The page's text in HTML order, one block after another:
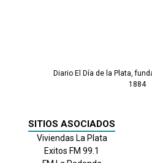
Diario El Día de la Plata,
1884
SITIOS ASOCIADOS
Viviendas La Plata
Exitos FM 99.1